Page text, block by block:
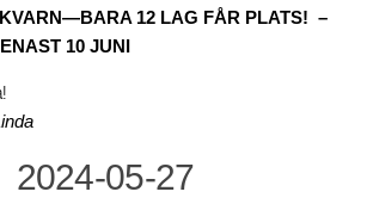
12 LAG FÅR PLATS! –
10 JUNI
2024-05-27